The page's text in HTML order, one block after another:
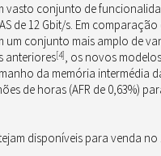
vasto conjunto de
de 12 Gbit/s. Em
um conjunto mais amplo de
anteriores[4], os novos
da memória intermédia
de horas (AFR de 0,63%)
disponíveis para venda no